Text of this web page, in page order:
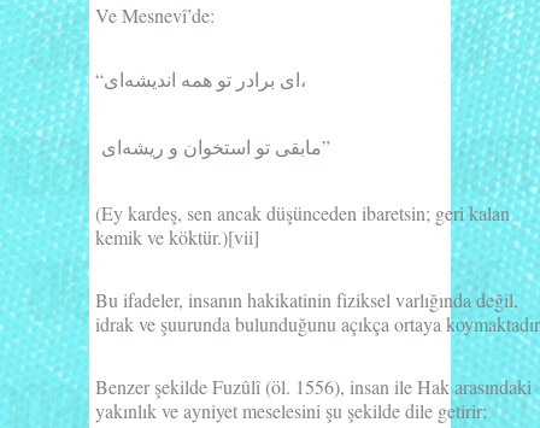
Ve Mesnevî’de:
“ای برادر تو همه اندیشه‌ای،
مابقی تو استخوان و ریشه‌ای”
(Ey kardeş, sen ancak düşünceden ibaretsin; geri kalan
kemik ve köktür.)[vii]
Bu ifadeler, insanın hakikatinin fiziksel varlığında değil,
idrak ve şuurunda bulunduğunu açıkça ortaya
Benzer şekildeFuzûlî(öl. 1556), insan ile Hak arasındaki
yakınlık ve ayniyet meselesini şu şekilde dile getirir: